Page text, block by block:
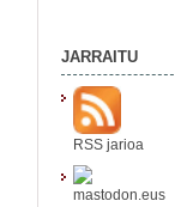
JARRAITU
RSS jarioa
mastodon.eus